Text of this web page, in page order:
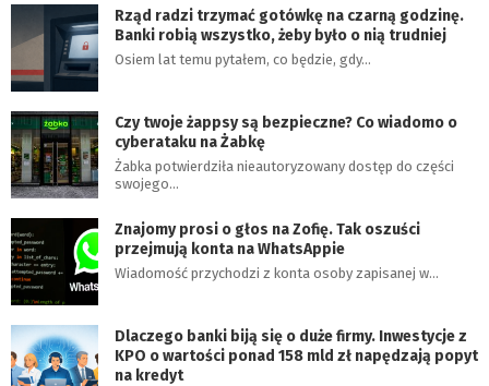
Rząd radzi trzymać gotówkę na czarną godzinę.
Banki robią wszystko, żeby było o nią trudniej
Osiem lat temu pytałem, co będzie, gdy…
Czy twoje żappsy są bezpieczne? Co wiadomo o
cyberataku na Żabkę
Żabka potwierdziła nieautoryzowany dostęp do części
swojego…
Znajomy prosi o głos na Zofię. Tak oszuści
przejmują konta na WhatsAppie
Wiadomość przychodzi z konta osoby zapisanej w…
Dlaczego banki biją się o duże firmy. Inwestycje z
KPO o wartości ponad 158 mld zł napędzają popyt
na kredyt